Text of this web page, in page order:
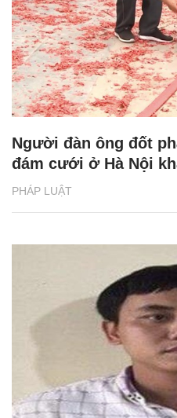
PHÁP LUẬT
Người đàn ông đốt
đám cưới ở Hà Nội